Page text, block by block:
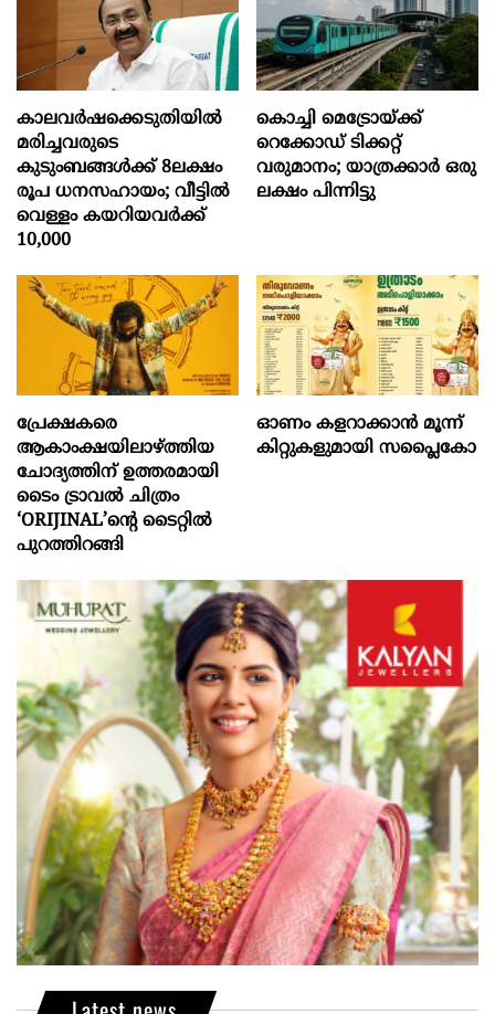
കാലവർഷക്കെടുതിയിൽ
മരിച്ചവരുടെ
കുടുംബങ്ങൾക്ക് 8ലക്ഷം
രൂപ ധനസഹായം; വീട്ടിൽ
വെള്ളം കയറിയവർക്ക്
10,000
കൊച്ചി മെട്രോയ്ക്ക്
റെക്കോഡ് ടിക്കറ്റ്
വരുമാനം; യാത്രക്കാർ ഒരു
ലക്ഷം പിന്നിട്ടു
പ്രേക്ഷകരെ
ആകാംക്ഷയിലാഴ്ത്തിയ
ചോദ്യത്തിന് ഉത്തരമായി
ടൈം ട്രാവൽ ചിത്രം
‘ORIJINAL’ന്റെ ടൈറ്റിൽ
പുറത്തിറങ്ങി
ഓണം കളറാക്കാന്‍ മൂന്ന്
കിറ്റുകളുമായി സപ്ലൈകോ